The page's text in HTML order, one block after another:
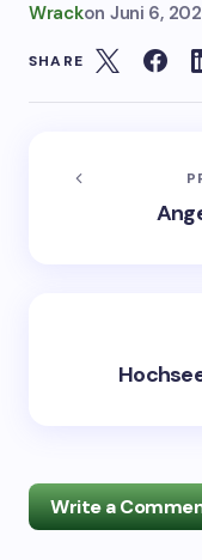
Wrackon Juni 6,
SHARE
Write a